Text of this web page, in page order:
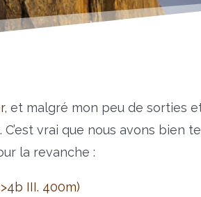
, et malgré mon peu de sorties
vrai que nous avons bien
la revanche :
III. 400m)